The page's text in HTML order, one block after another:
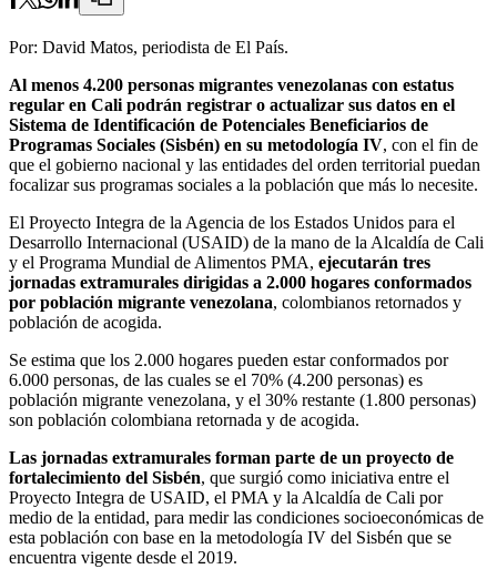
Por: David Matos, periodista de El País.
Al menos 4.200 personas migrantes venezolanas con estatus
regular en Cali podrán registrar o actualizar sus datos en el
Sistema de Identificación de Potenciales Beneficiarios de
Programas Sociales (Sisbén) en su metodología IV, con el fin de
que el gobierno nacional y las entidades del orden territorial puedan
focalizar sus programas sociales a la población que más lo necesite.
El Proyecto Integra de la Agencia de los Estados Unidos para el
Desarrollo Internacional (USAID) de la mano de la Alcaldía de Cali
y el Programa Mundial de Alimentos PMA, ejecutarán tres
jornadas extramurales dirigidas a 2.000 hogares conformados
por población migrante venezolana, colombianos retornados y
población de acogida.
Se estima que los 2.000 hogares pueden estar conformados por
6.000 personas, de las cuales se el 70% (4.200 personas) es
población migrante venezolana, y el 30% restante (1.800 personas)
son población colombiana retornada y de acogida.
Las jornadas extramurales forman parte de un proyecto de
fortalecimiento del Sisbén, que surgió como iniciativa entre el
Proyecto Integra de USAID, el PMA y la Alcaldía de Cali por
medio de la entidad, para medir las condiciones socioeconómicas de
esta población con base en la metodología IV del Sisbén que se
encuentra vigente desde el 2019.